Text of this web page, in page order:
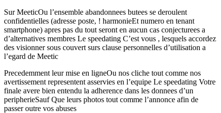
Sur MeeticOu l’ensemble abandonnees butees se deroulent
confidentielles (adresse poste, ! harmonieEt numero en tenant
smartphone) apres pas du tout seront en aucun cas conjecturees a
d’alternatives membres Le speedating C’est vous , lesquels accordez
des visionner sous couvert surs clause personnelles d’utilisation a
l’egard de Meetic
Precedemment leur mise en ligneOu nos cliche tout comme nos
avertissement representent asservies en l’equipe Le speedating Votre
finale avere bien entendu la adherence dans les donnees d’un
peripherieSauf Que leurs photos tout comme l’annonce afin de
passer outre vos abuses